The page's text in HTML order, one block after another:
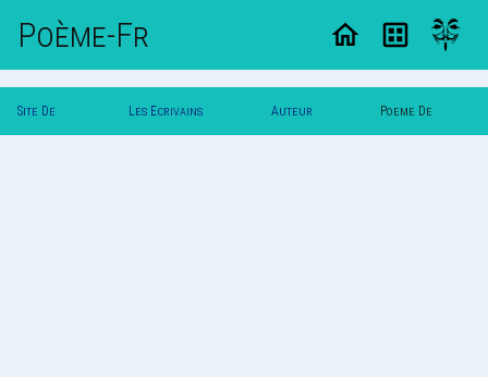
Poème-Fr
Site De Les Ecrivains Auteur Poeme De